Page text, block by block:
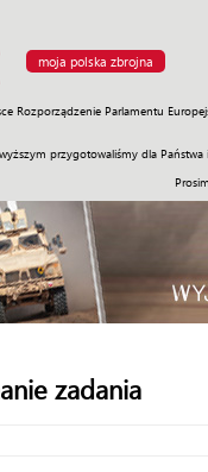
moja polska zbrojna
Rozporządzenie Parlamentu
przygotowaliśmy dla
Misje Polityka
zadania